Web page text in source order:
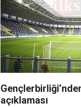
açıklaması